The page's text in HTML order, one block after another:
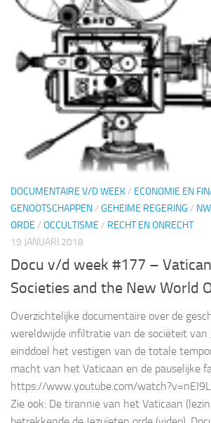
DOCUMENTAIRE V/D WEEK/ ECONOMIE EN
GENOOTSCHAPPEN/ GEHEIME REGERING /
ORDE / OCCULTISME / RECHT EN ONRECHT
19 JANUARI 2018
Docu v/d week #177 –
Societies and the New World
Overzichtelijke documentaire over de
wereldwijde infiltratie van de sociëteit van
einddoel het vestigen van de totale
macht van het Vaticaan en de pauselijke
https://www.youtube.com/
Zie ook: De tirannie van het Vaticaan